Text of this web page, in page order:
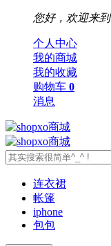
您好，欢迎来到
个人中心
我的商城
我的收藏
购物车 0
消息
连衣裙
帐篷
iphone
包包